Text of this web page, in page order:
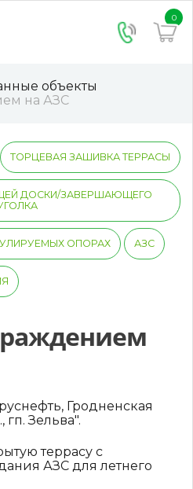
0
объекты
на АЗС
ТОРЦЕВАЯ ЗАШИВКА ТЕРРАСЫ
ДОСКИ/ЗАВЕРШАЮЩЕГО
ОПОРАХ АЗС
Гродненская
гп. Зельва".
террасу с
АЗС для летнего